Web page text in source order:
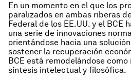
En un momento en el que los
paralizados en ambas riberas
Federal de los EE.UU. y el BCE
una serie de innovaciones
orientándose hacia una
sostener la recuperación
BCE está remodelándose
síntesis intelectual y filosófica.